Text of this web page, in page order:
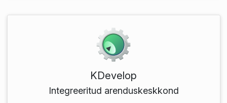
KDevelop
Integreeritud arenduskeskkond